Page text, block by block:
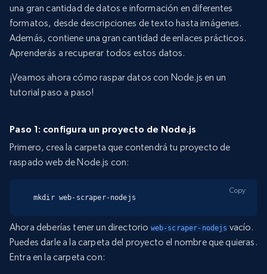
una gran cantidad de datos e información en diferentes
formatos, desde descripciones de texto hasta imágenes.
Además, contiene una gran cantidad de enlaces prácticos.
Aprenderás a recuperar todos estos datos.
¡Veamos ahora cómo raspar datos con Node.js en un
tutorial paso a paso!
Paso 1: configura un proyecto de Node.js
Primero, crea la carpeta que contendrá tu proyecto de
raspado web de Node.js con:
mkdir web-scraper-nodejs
Copy
Ahora deberías tener un directorio web-scraper-nodejs vacío.
Puedes darle a la carpeta del proyecto el nombre que quieras.
Entra en la carpeta con: